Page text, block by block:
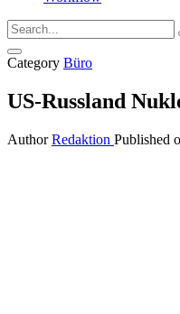
Category Büro
US-Russland
Author Redaktion Published